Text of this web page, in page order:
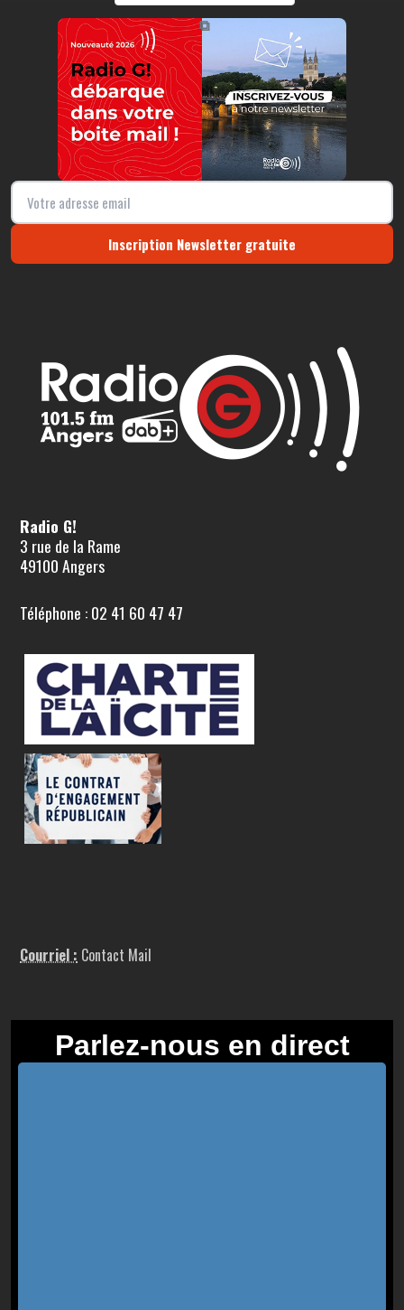
https://radio-g.fr?22202
⧉
Inscription Newsletter gratuite
Radio G!
3 rue de la Rame
49100 Angers
Téléphone : 02 41 60 47 47
Courriel : Contact Mail